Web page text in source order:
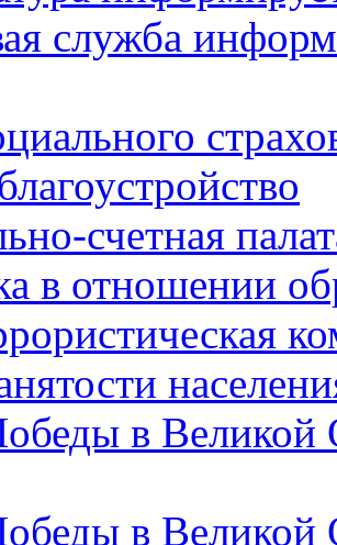
служба
счетная
в отношении
в Великой
в Великой